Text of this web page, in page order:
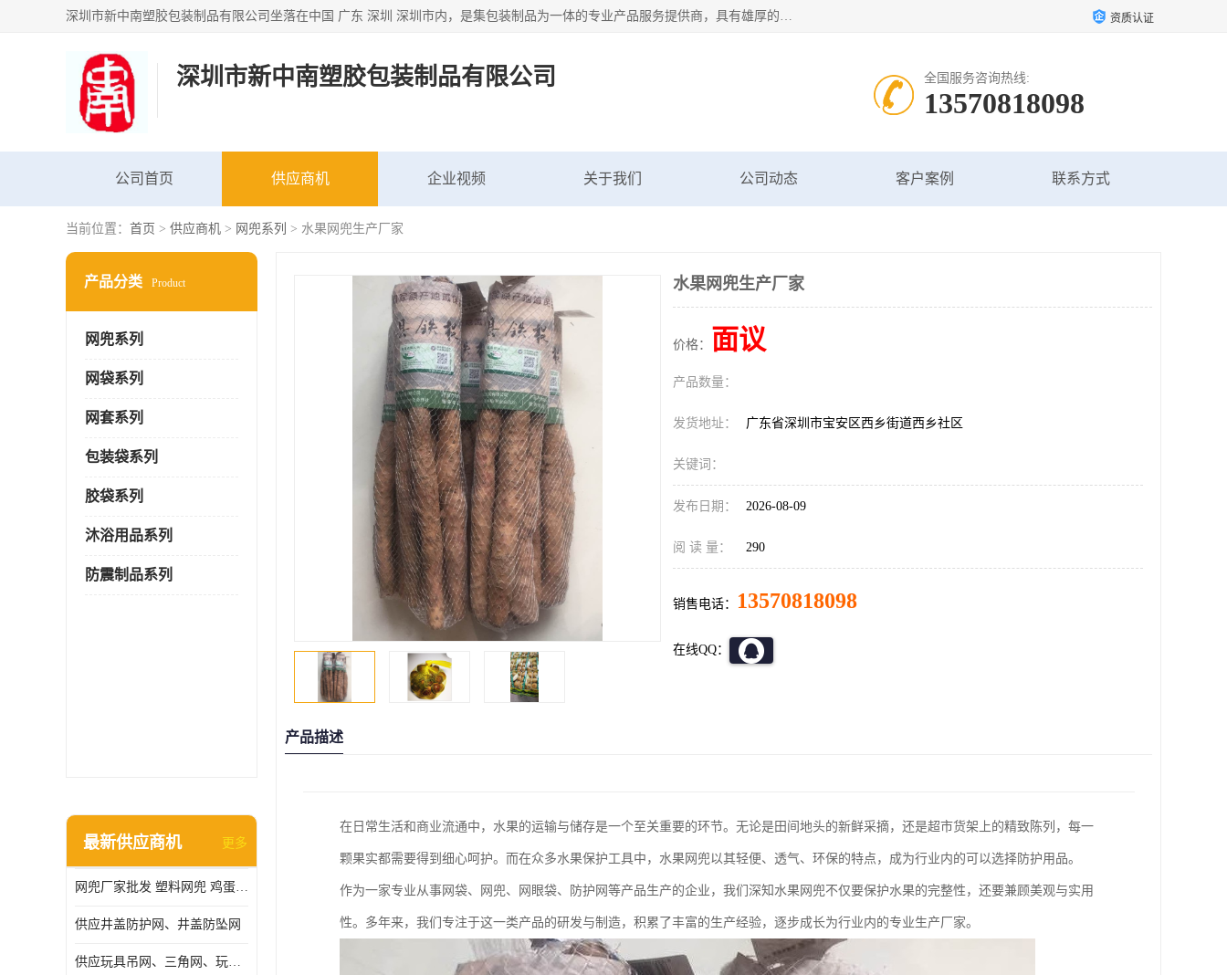
深圳市新中南塑胶包装制品有限公司坐落在中国 广东 深圳 深圳市内，是集包装制品为一体的专业产品服务提供商，具有雄厚的科研实力、技术实力和经济实力。主营网袋、网兜、网眼袋、网格袋、鱼丝网、尼龙网袋、网扣、网套等产品,大量批发,价格实惠。欢迎广大新老客户来电咨询价格、加盟、招商等服务。 资质认证
深圳市新中南塑胶包装制品有限公司 全国服务咨询热线:
13570818098
公司首页 供应商机 企业视频 关于我们 公司动态 客户案例 联系方式
当前位置： 首页 > 供应商机 > 网兜系列 > 水果网兜生产厂家
产品分类 Product
网兜系列
网袋系列
网套系列
包装袋系列
胶袋系列
沐浴用品系列
防震制品系列
最新供应商机 更多
网兜厂家批发 塑料网兜 鸡蛋网兜
供应井盖防护网、井盖防坠网
供应玩具吊网、三角网、玩具吊床
水果网兜生产厂家
价格： 面议
产品数量：
发货地址： 广东省深圳市宝安区西乡街道西乡社区
关键词：
发布日期： 2026-08-09
阅 读 量： 290
销售电话： 13570818098
在线QQ：
产品描述
在日常生活和商业流通中，水果的运输与储存是一个至关重要的环节。无论是田间地头的新鲜采摘，还是超市货架上的精致陈列，每一
颗果实都需要得到细心呵护。而在众多水果保护工具中，水果网兜以其轻便、透气、环保的特点，成为行业内的可以选择防护用品。
作为一家专业从事网袋、网兜、网眼袋、防护网等产品生产的企业，我们深知水果网兜不仅要保护水果的完整性，还要兼顾美观与实用
性。多年来，我们专注于这一类产品的研发与制造，积累了丰富的生产经验，逐步成长为行业内的专业生产厂家。